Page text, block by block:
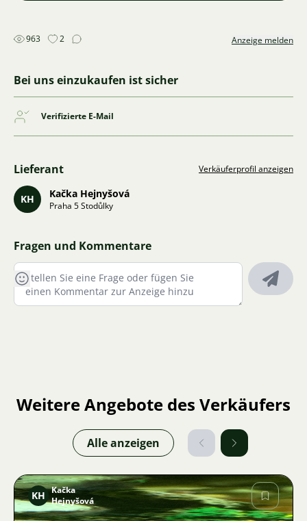
963 2 Anzeige melden
Bei uns einzukaufen ist sicher
Verifizierte E-Mail
Lieferant Verkäuferprofil anzeigen
KH Kačka Hejnyšová
Praha 5 Stodůlky
Fragen und Kommentare
Weitere Angebote des Verkäufers
Alle anzeigen
KH Kačka
Hejnyšová